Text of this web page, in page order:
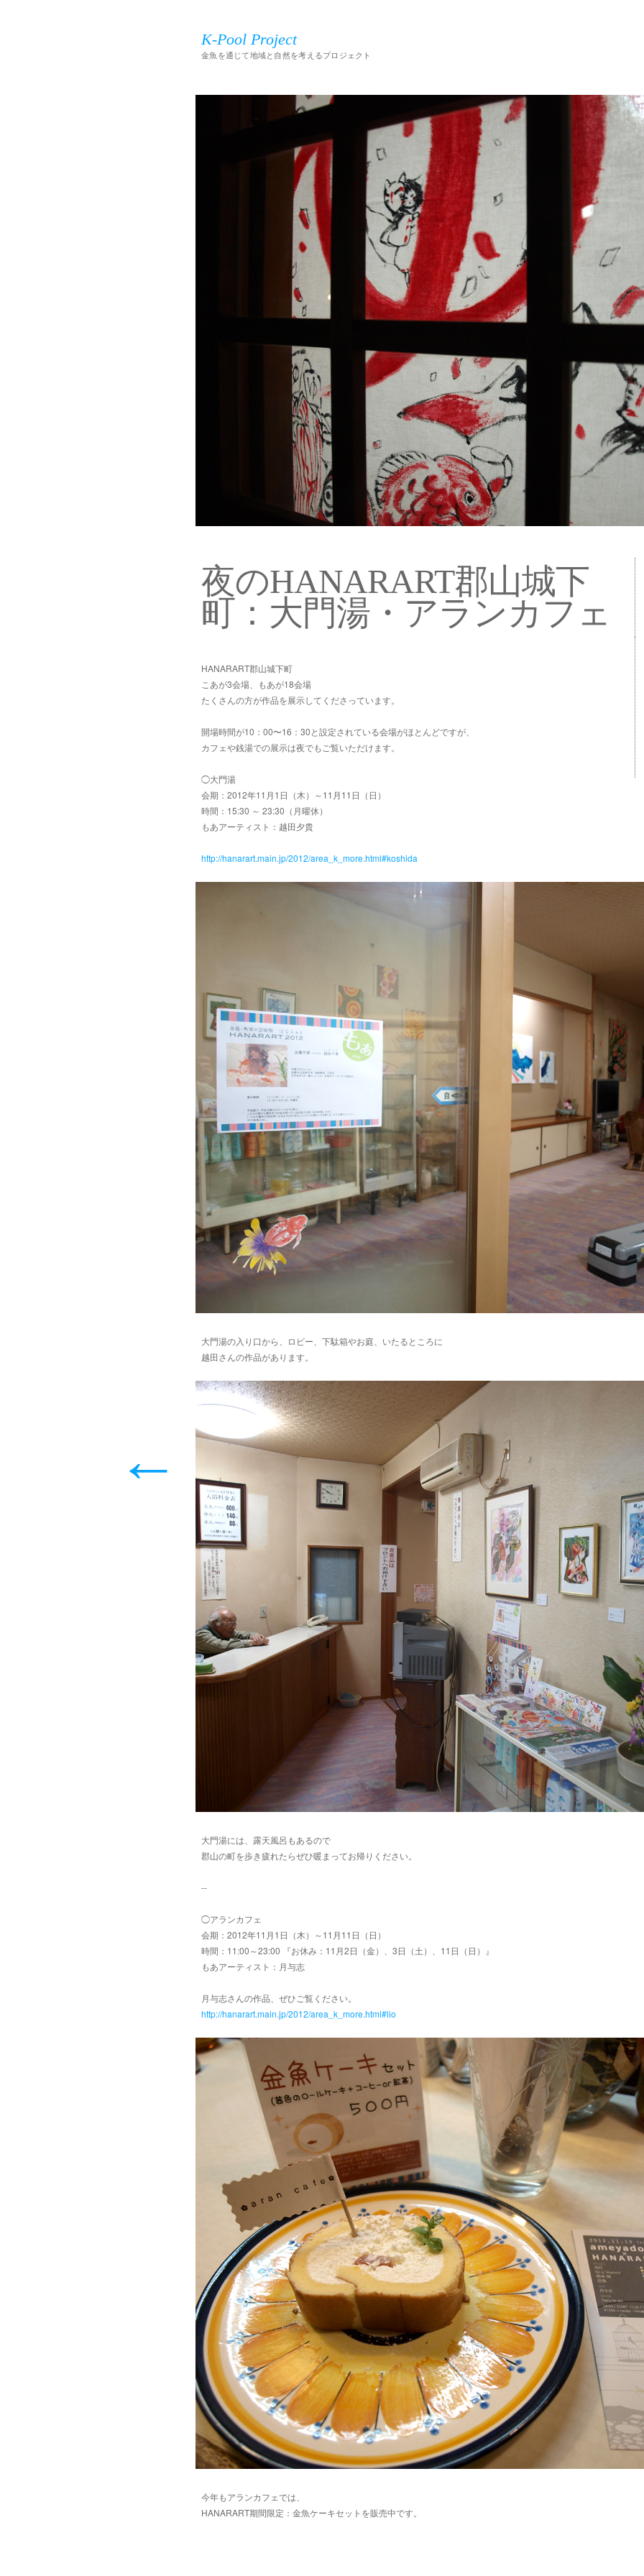
K-Pool Project
金魚を通じて地域と自然を考えるプロジェクト
←
夜のHANARART郡山城下
町：大門湯・アランカフェ
HANARART郡山城下町
こあが3会場、もあが18会場
たくさんの方が作品を展示してくださっています。
開場時間が10：00〜16：30と設定されている会場がほとんどですが、
カフェや銭湯での展示は夜でもご覧いただけます。
◯大門湯
会期：2012年11月1日（木）～11月11日（日）
時間：15:30 ～ 23:30（月曜休）
もあアーティスト：越田夕貴
http://hanarart.main.jp/2012/area_k_more.html#koshida
大門湯の入り口から、ロビー、下駄箱やお庭、いたるところに
越田さんの作品があります。
大門湯には、露天風呂もあるので
郡山の町を歩き疲れたらぜひ暖まってお帰りください。
--
◯アランカフェ
会期：2012年11月1日（木）～11月11日（日）
時間：11:00～23:00 『お休み：11月2日（金）、3日（土）、11日（日）』
もあアーティスト：月与志
月与志さんの作品、ぜひご覧ください。
http://hanarart.main.jp/2012/area_k_more.html#lio
今年もアランカフェでは、
HANARART期間限定：金魚ケーキセットを販売中です。